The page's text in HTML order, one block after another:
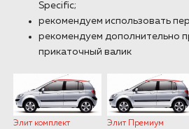
Specific;
рекомендуем использовать
рекомендуем дополнительно
прикаточный валик
Элит комплект
Элит Премиум